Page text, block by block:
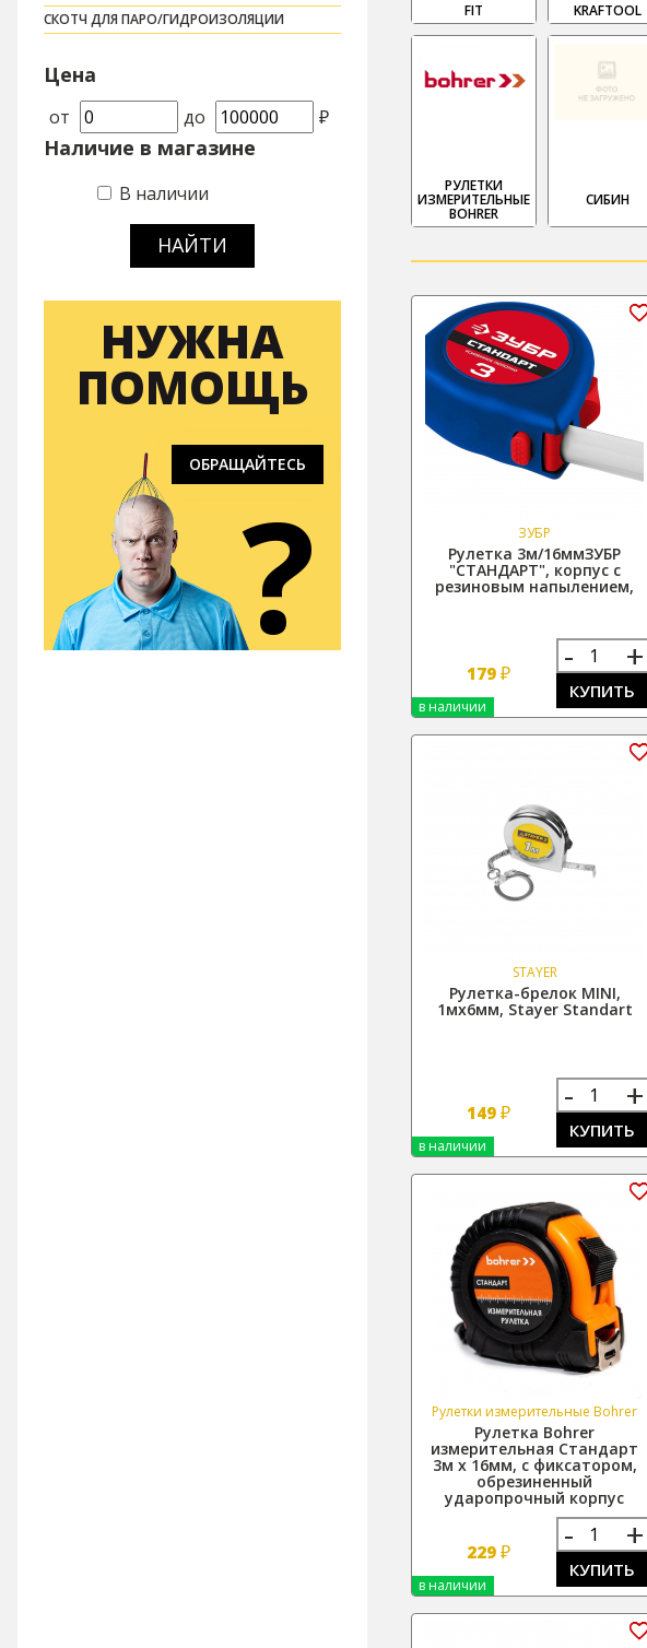
СКОТЧ ДЛЯ ПАРО/ГИДРОИЗОЛЯЦИИ
Цена
от до ₽
Наличие в магазине
В наличии
НАЙТИ
НУЖНА
ПОМОЩЬ
ОБРАЩАЙТЕСЬ
?
FIT KRAFTOOL
РУЛЕТКИ
ИЗМЕРИТЕЛЬНЫЕ
BOHRER
СИБИН
ЗУБР
Рулетка 3м/16ммЗУБР
"СТАНДАРТ", корпус с
резиновым напылением,
179 ₽ - +
КУПИТЬ
в наличии
STAYER
Рулетка-брелок MINI,
1мх6мм, Stayer Standart
149 ₽ - +
КУПИТЬ
в наличии
Рулетки измерительные Bohrer
Рулетка Bohrer
измерительная Стандарт
3м х 16мм, с фиксатором,
обрезиненный
ударопрочный корпус
229 ₽ - +
КУПИТЬ
в наличии